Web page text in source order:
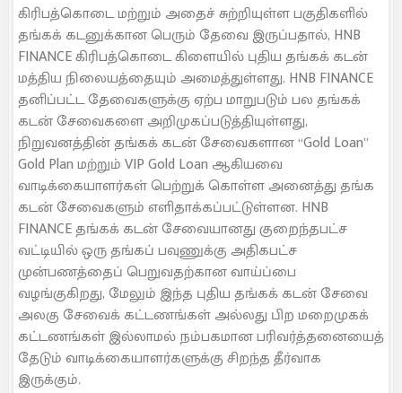
கிரிபத்கொடை மற்றும் அதைச் சுற்றியுள்ள பகுதிகளில்
தங்கக் கடனுக்கான பெரும் தேவை இருப்பதால், HNB
FINANCE கிரிபத்கொடை கிளையில் புதிய தங்கக் கடன்
மத்திய நிலையத்தையும் அமைத்துள்ளது. HNB FINANCE
தனிப்பட்ட தேவைகளுக்கு ஏற்ப மாறுபடும் பல தங்கக்
கடன் சேவைகளை அறிமுகப்படுத்தியுள்ளது,
நிறுவனத்தின் தங்கக் கடன் சேவைகளான “Gold Loan”
Gold Plan மற்றும் VIP Gold Loan ஆகியவை
வாடிக்கையாளர்கள் பெற்றுக் கொள்ள அனைத்து தங்க
கடன் சேவைகளும் எளிதாக்கப்பட்டுள்ளன. HNB
FINANCE தங்கக் கடன் சேவையானது குறைந்தபட்ச
வட்டியில் ஒரு தங்கப் பவுணுக்கு அதிகபட்ச
முன்பணத்தைப் பெறுவதற்கான வாய்ப்பை
வழங்குகிறது, மேலும் இந்த புதிய தங்கக் கடன் சேவை
அலகு சேவைக் கட்டணங்கள் அல்லது பிற மறைமுகக்
கட்டணங்கள் இல்லாமல் நம்பகமான பரிவர்த்தனையைத்
தேடும் வாடிக்கையாளர்களுக்கு சிறந்த தீர்வாக
இருக்கும்.